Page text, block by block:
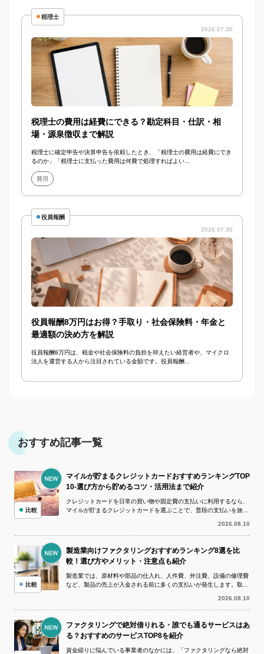
税理士
2026.07.30
税理士の費用は経費にできる？勘定科目・仕訳・相
場・源泉徴収まで解説
税理士に確定申告や決算申告を依頼したとき、「税理士の費用は経費にでき
るのか」「税理士に支払った費用は何費で処理すればよい...
費用
役員報酬
2026.07.30
役員報酬8万円はお得？手取り・社会保険料・年金と
最適額の決め方を解説
役員報酬8万円は、税金や社会保険料の負担を抑えたい経営者や、マイクロ
法人を運営する人から注目されている金額です。役員報酬...
おすすめ記事一覧
マイルが貯まるクレジットカードおすすめランキングTOP
10-選び方から貯めるコツ・活用法まで紹介
クレジットカードを日常の買い物や固定費の支払いに利用するなら、
マイルが貯まるクレジットカードを選ぶことで、普段の支払いを旅行
2026.08.10
比較
製造業向けファクタリングおすすめランキング8選を比
較！選び方やメリット・注意点も紹介
製造業では、原材料や部品の仕入れ、人件費、外注費、設備の修理費
など、製品の売上が入金される前に多くの支払いが発生します。取引
2026.08.10
比較
ファクタリングで絶対借りれる・誰でも通るサービスはあ
る？おすすめのサービスTOP8を紹介
資金繰りに悩んでいる事業者のなかには、「ファクタリングなら絶対